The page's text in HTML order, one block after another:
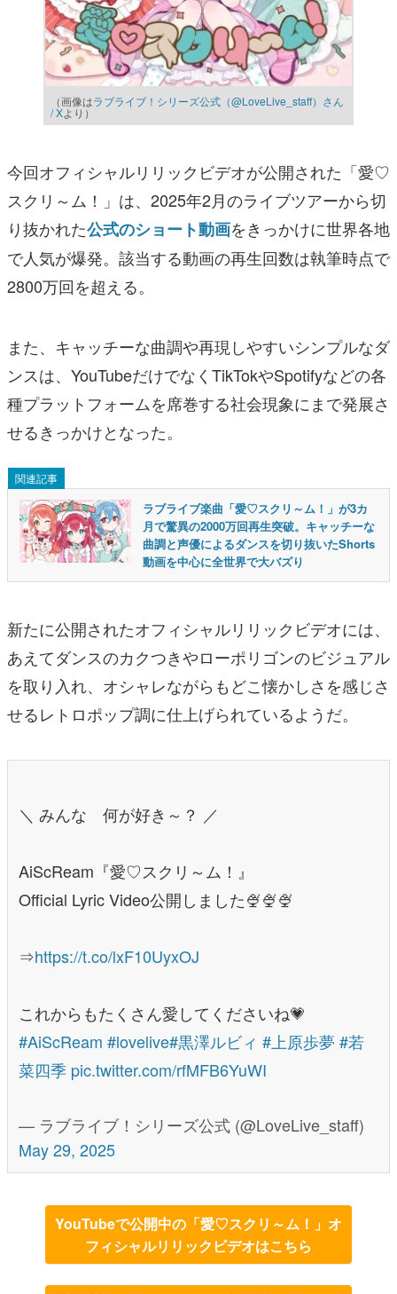
（画像はラブライブ！シリーズ公式（@LoveLive_staff）さん
/ Xより）
今回オフィシャルリリックビデオが公開された「愛♡
スクリ～ム！」は、2025年2月のライブツアーから切
り抜かれた公式のショート動画をきっかけに世界各地
で人気が爆発。該当する動画の再生回数は執筆時点で
2800万回を超える。
また、キャッチーな曲調や再現しやすいシンプルなダ
ンスは、YouTubeだけでなくTikTokやSpotifyなどの各
種プラットフォームを席巻する社会現象にまで発展さ
せるきっかけとなった。
関連記事
ラブライブ楽曲「愛♡スクリ～ム！」が3カ
月で驚異の2000万回再生突破。キャッチーな
曲調と声優によるダンスを切り抜いたShorts
動画を中心に全世界で大バズり
新たに公開されたオフィシャルリリックビデオには、
あえてダンスのカクつきやローポリゴンのビジュアル
を取り入れ、オシャレながらもどこ懐かしさを感じさ
せるレトロポップ調に仕上げられているようだ。
＼ みんな 何が好き～？ ／
AiScReam『愛♡スクリ～ム！』
Official Lyric Video公開しました🍨🍨🍨
⇒https://t.co/lxF10UyxOJ
これからもたくさん愛してくださいね💗
#AiScReam #lovelive#黒澤ルビィ #上原歩夢 #若
菜四季 pic.twitter.com/rfMFB6YuWI
— ラブライブ！シリーズ公式 (@LoveLive_staff)
May 29, 2025
YouTubeで公開中の「愛♡スクリ～ム！」オ
フィシャルリリックビデオはこちら